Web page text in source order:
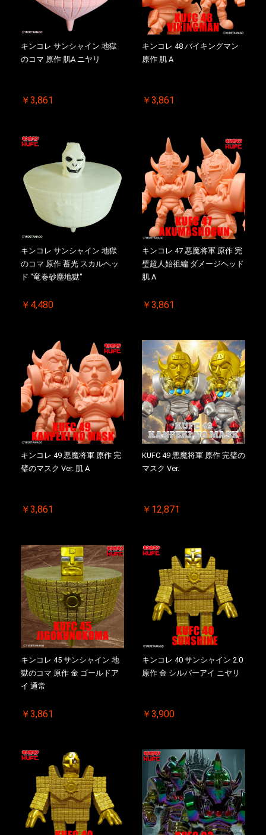
キンコレ サンシャイン 地獄
のコマ 原作 肌A ニヤリ
￥3,861
キンコレ 48 バイキングマン
原作 肌 A
￥3,861
キンコレ サンシャイン 地獄
のコマ 原作 蓄光 スカルヘッ
ド "竜巻砂塵地獄"
￥4,480
キンコレ 47 悪魔将軍 原作 完
璧超人始祖編 ダメージヘッド
肌 A
￥3,861
キンコレ 49 悪魔将軍 原作 完
璧のマスク Ver. 肌 A
￥3,861
KUFC 49 悪魔将軍 原作 完璧の
マスク Ver.
￥12,871
キンコレ 45 サンシャイン 地
獄のコマ 原作 金 ゴールドア
イ 通常
￥3,861
キンコレ 40 サンシャイン 2.0
原作 金 シルバーアイ ニヤリ
￥3,900